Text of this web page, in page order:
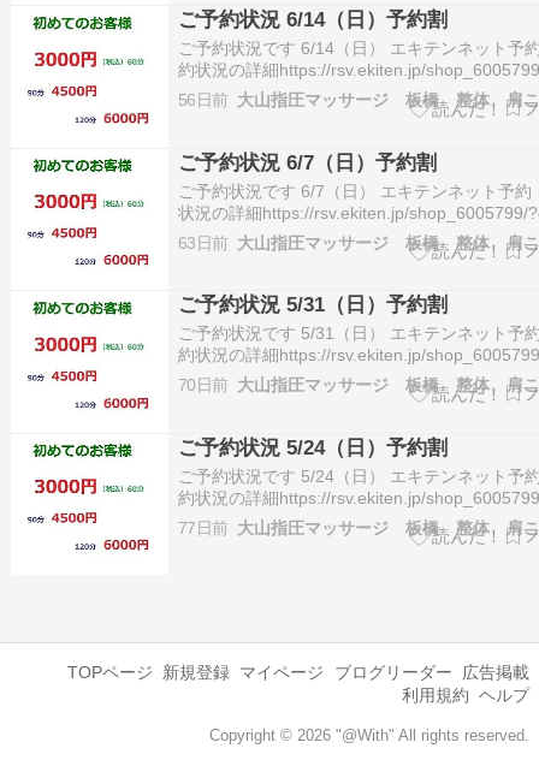
ご予約状況 6/14（日）予約割
ご予約状況です 6/14（日） エキテンネット予
約状況の詳細https://rsv.ekiten.jp/
date※ご予約が入り塞がってしまう場合がござ
す。ご予約・お問合せ 03-5966-5553この投稿
56日前
ご予約状況 6/7（日）予約割
ご予約状況です 6/7（日） エキテンネット予約
状況の詳細https://rsv.ekiten.jp/shop_6005799/
ご予約が入り塞がってしまう場合がございます
約・お問合せ 03-5966-5553この投稿を
63日前
ご予約状況 5/31（日）予約割
ご予約状況です 5/31（日） エキテンネット予
約状況の詳細https://rsv.ekiten.jp/
date※ご予約が入り塞がってしまう場合がござ
す。ご予約・お問合せ 03-5966-5553この投稿
70日前
ご予約状況 5/24（日）予約割
ご予約状況です 5/24（日） エキテンネット予
約状況の詳細https://rsv.ekiten.jp/
date※ご予約が入り塞がってしまう場合がござ
す。ご予約・お問合せ 03-5966-5553この投稿
77日前
TOPページ 新規登録 マイページ ブログリーダー
広告掲載
利用規約 ヘルプ
Copyright © 2026 "@With" All rights reserved.